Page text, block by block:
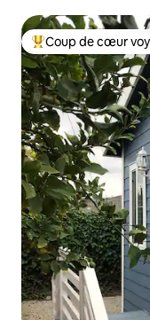
Coups de cœur
Coup de cœur